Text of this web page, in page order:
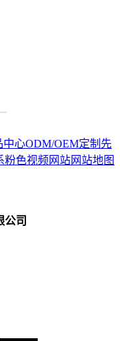
中心ODM/OEM定制 先
粉色视频网站网站地图
公司